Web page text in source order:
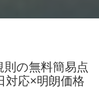
則の無料簡易点
対応×明朗価格